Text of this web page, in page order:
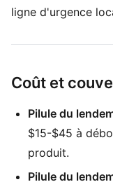
ligne d'urgence
Coût et
Pilule du
$15-$45 à
produit.
Pilule du